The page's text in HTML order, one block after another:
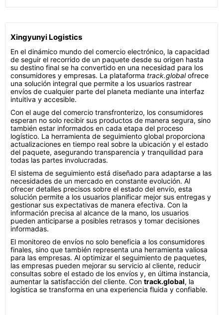
Xingyunyi Logistics
En el dinámico mundo del comercio electrónico, la capacidad
de seguir el recorrido de un paquete desde su origen hasta
su destino final se ha convertido en una necesidad para los
consumidores y empresas. La plataforma track.globalofrece
una solución integral que permite a los usuarios rastrear
envíos de cualquier parte del planeta mediante una interfaz
intuitiva y accesible.
Con el auge del comercio transfronterizo, los consumidores
esperan no solo recibir sus productos de manera segura, sino
también estar informados en cada etapa del proceso
logístico. La herramienta de seguimiento global proporciona
actualizaciones en tiempo real sobre la ubicación y el estado
del paquete, asegurando transparencia y tranquilidad para
todas las partes involucradas.
El sistema de seguimiento está diseñado para adaptarse a las
necesidades de un mercado en constante evolución. Al
ofrecer detalles precisos sobre el estado del envío, esta
solución permite a los usuarios planificar mejor sus entregas y
gestionar sus expectativas de manera efectiva. Con la
información precisa al alcance de la mano, los usuarios
pueden anticiparse a posibles retrasos y tomar decisiones
informadas.
El monitoreo de envíos no solo beneficia a los consumidores
finales, sino que también representa una herramienta valiosa
para las empresas. Al optimizar el seguimiento de paquetes,
las empresas pueden mejorar su servicio al cliente, reducir
consultas sobre el estado de los envíos y, en última instancia,
aumentar la satisfacción del cliente. Con track.global, la
logística se transforma en una experiencia fluida y confiable.